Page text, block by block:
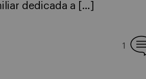
dedicada a […]
1